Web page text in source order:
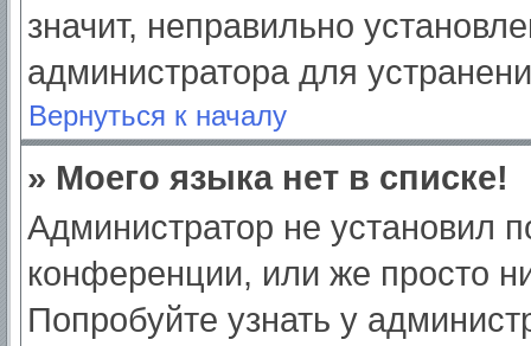
значит, неправильно
администратора для
Вернуться к началу
» Моего языка нет в списке!
Администратор не установил
конференции, или же просто
Попробуйте узнать у